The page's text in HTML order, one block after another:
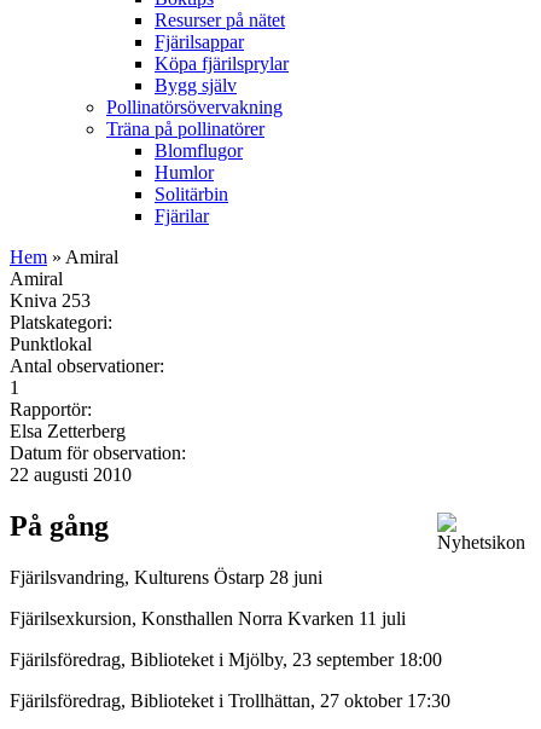
Resurser på nätet
Fjärilsappar
Köpa fjärilsprylar
Bygg själv
Pollinatörsövervakning
Träna på pollinatörer
Blomflugor
Humlor
Solitärbin
Fjärilar
Hem » Amiral
Amiral
Kniva 253
Platskategori:
Punktlokal
Antal observationer:
1
Rapportör:
Elsa Zetterberg
Datum för observation:
22 augusti 2010
På gång
Fjärilsvandring, Kulturens Östarp 28 juni
Fjärilsexkursion, Konsthallen Norra Kvarken 11 juli
Fjärilsföredrag, Biblioteket i Mjölby, 23 september 18:00
Fjärilsföredrag, Biblioteket i Trollhättan, 27 oktober 17:30